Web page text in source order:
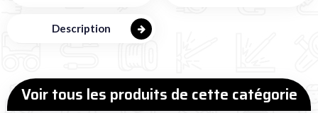
Description
Voir tous les produits de cette catégorie